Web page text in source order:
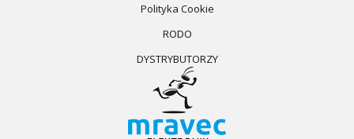
Polityka Cookie
RODO
DYSTRYBUTORZY